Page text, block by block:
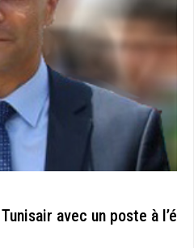
avec un poste à l’é